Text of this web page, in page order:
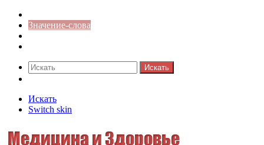
Значение-слова
Искать
Искать
Switch skin